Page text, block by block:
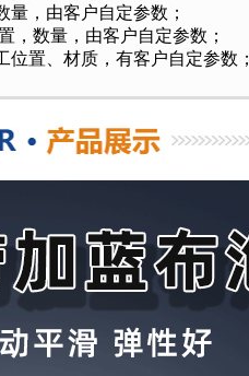
，由客户自定参数；
，数量，由客户自定参数；
置、材质，有客户自定参数；